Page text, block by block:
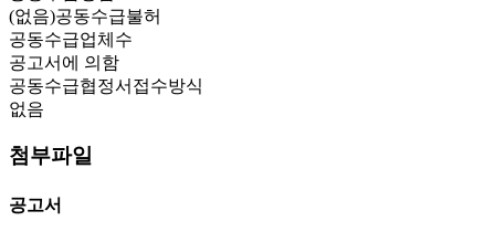
(없음)공동수급불허
공동수급업체수
공고서에 의함
공동수급협정서접수방식
없음
첨부파일
공고서